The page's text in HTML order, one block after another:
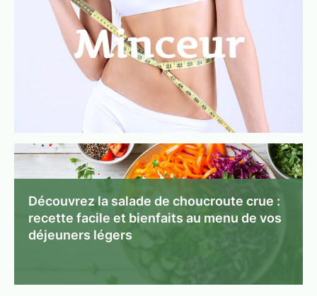
Minceur
Découvrez la salade de choucroute crue :
recette facile et bienfaits au menu de vos
déjeuners légers